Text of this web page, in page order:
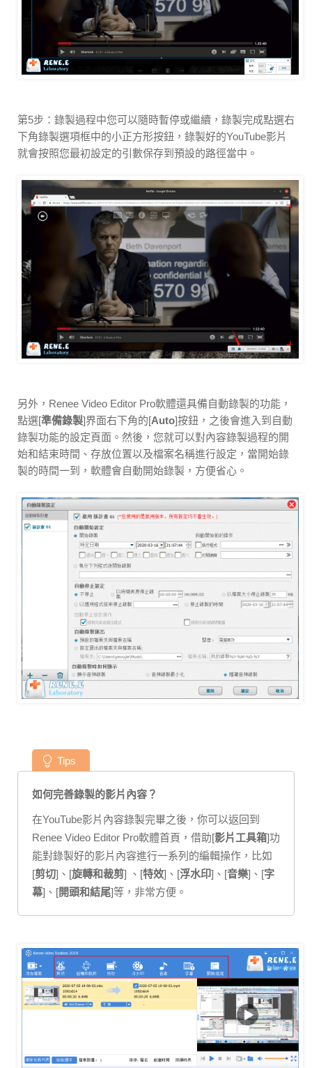
第5步：錄製過程中您可以隨時暫停或繼續，錄製完成點選右
下角錄製選項框中的小正方形按鈕，錄製好的YouTube影片
就會按照您最初設定的引數保存到預設的路徑當中。
另外，Renee Video Editor Pro軟體還具備自動錄製的功能，
點選[準備錄製]界面右下角的[Auto]按鈕，之後會進入到自動
錄製功能的設定頁面。然後，您就可以對內容錄製過程的開
始和結束時間、存放位置以及檔案名稱進行設定，當開始錄
製的時間一到，軟體會自動開始錄製，方便省心。
Tips
如何完善錄製的影片內容？
在YouTube影片內容錄製完畢之後，你可以返回到
Renee Video Editor Pro軟體首頁​​，借助[影片工具箱]功
能對錄製好的影片內容進行一系列的編輯操作，比如
[剪切]、[旋轉和裁剪] 、[特效]、[浮水印]、[音樂]、[字
幕]、[開頭和結尾]等，非常方便。